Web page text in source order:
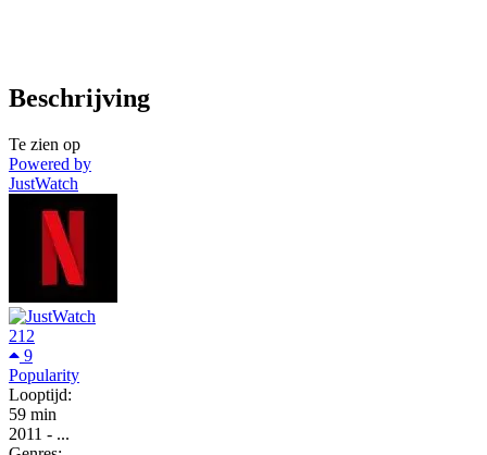
Beschrijving
Te zien op
Powered by
JustWatch
212
9
Popularity
Looptijd:
59 min
2011 - ...